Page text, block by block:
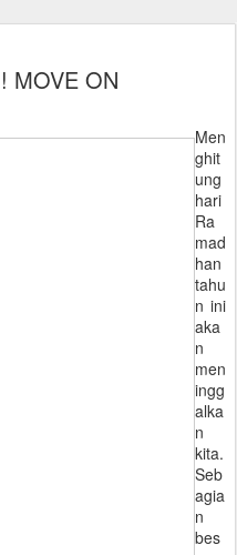
MOVE ON
Men
ghit
ung
hari
Ra
mad
han
tahu
n ini
aka
n
men
ingg
alka
n
kita.
Seb
agia
n
bes